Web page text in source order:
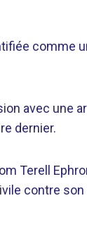
comme
avec une
dernier.
Terell
contre